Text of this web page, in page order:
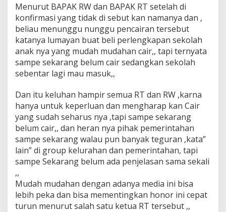
Menurut BAPAK RW dan BAPAK RT setelah di
konfirmasi yang tidak di sebut kan namanya dan ,
beliau menunggu nunggu pencairan tersebut
katanya lumayan buat beli perlengkapan sekolah
anak nya yang mudah mudahan cair,, tapi ternyata
sampe sekarang belum cair sedangkan sekolah
sebentar lagi mau masuk,,
Dan itu keluhan hampir semua RT dan RW ,karna
hanya untuk keperluan dan mengharap kan Cair
yang sudah seharus nya ,tapi sampe sekarang
belum cair,, dan heran nya pihak pemerintahan
sampe sekarang walau pun banyak teguran ,kata”
lain” di group kelurahan dan pemerintahan, tapi
sampe Sekarang belum ada penjelasan sama sekali
,,
Mudah mudahan dengan adanya media ini bisa
lebih peka dan bisa mementingkan honor ini cepat
turun menurut salah satu ketua RT tersebut ,,